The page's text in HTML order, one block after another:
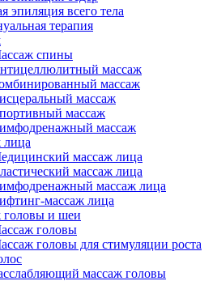
эпиляция всего тела
терапия
спины
массаж
массаж
массаж
массаж
массаж
массаж лица
массаж лица
массаж лица
массаж лица
головы и шеи
головы
головы для стимуляции роста
массаж головы